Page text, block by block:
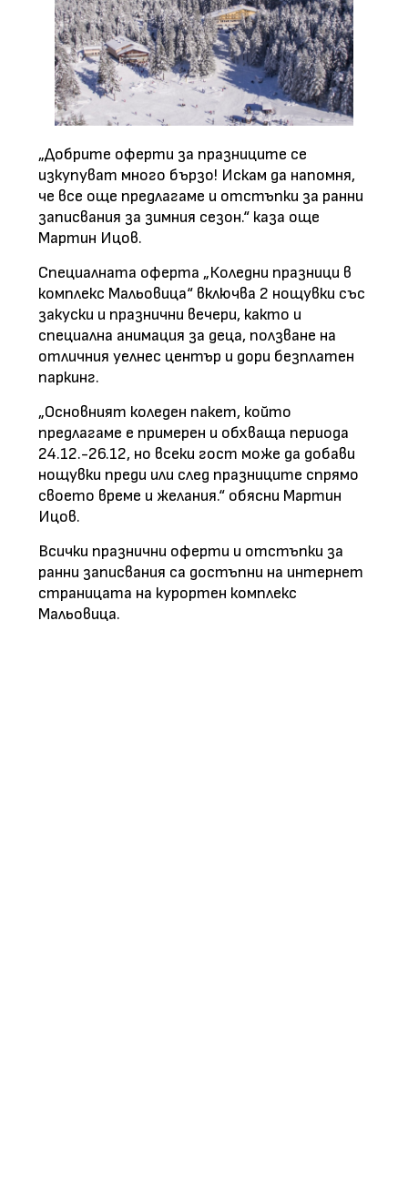
„Добрите оферти за празниците се
изкупуват много бързо! Искам да напомня,
че все още предлагаме и отстъпки за ранни
записвания за зимния сезон.“ каза още
Мартин Ицов.
Специалната оферта „Коледни празници в
комплекс Мальовица“ включва 2 нощувки със
закуски и празнични вечери, както и
специална анимация за деца, ползване на
отличния уелнес център и дори безплатен
паркинг.
„Основният коледен пакет, който
предлагаме е примерен и обхваща периода
24.12.-26.12, но всеки гост може да добави
нощувки преди или след празниците спрямо
своето време и желания.“ обясни Мартин
Ицов.
Всички празнични оферти и отстъпки за
ранни записвания са достъпни на интернет
страницата на курортен комплекс
Мальовица.